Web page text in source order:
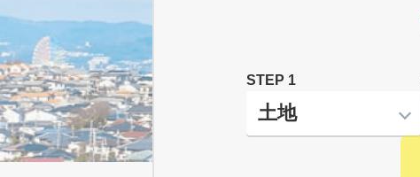
STEP 1